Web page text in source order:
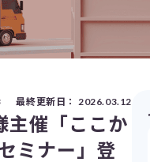
最終更新日： 2026.03.12
主催「ここか
ミナー」登